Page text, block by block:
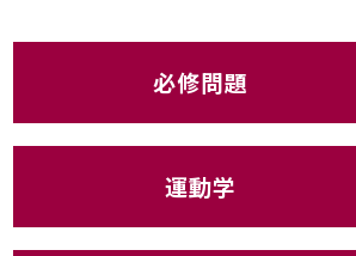
必修問題
運動学